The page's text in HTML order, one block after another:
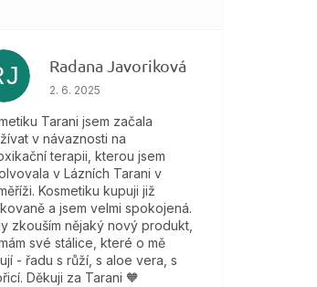
Radana Javoriková
Hodnotenie obchodu je 5 z 5 hviezdičiek.
2. 6. 2025
Tarani jsem začala
v návaznosti na
terapii, kterou jsem
v Lázních Tarani v
Kosmetiku kupuji již
a jsem velmi spokojená.
zkouším nějaký nový produkt,
své stálice, které o mě
- řadu s růží, s aloe vera, s
Děkuji za Tarani 🧡